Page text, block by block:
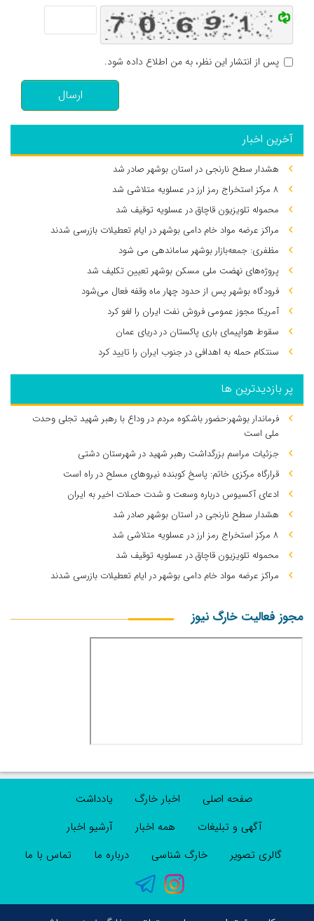
پس از انتشار این نظر، به من اطلاع داده شود.
ارسال
آخرین اخبار
هشدار سطح نارنجی در استان بوشهر صادر شد
۸ مرکز استخراج رمز ارز در عسلویه متلاشی شد
محموله تلویزیون قاچاق در عسلویه توقیف شد
مراکز عرضه مواد خام دامی بوشهر در ایام تعطیلات بازرسی شدند
مظفری: جمعه‌بازار بوشهر ساماندهی می‌ شود
پروژه‌های نهضت ملی مسکن بوشهر تعیین تکلیف شد
فرودگاه بوشهر پس از حدود چهار ماه وقفه فعال می‌شود
آمریکا مجوز عمومی فروش نفت ایران را لغو کرد
سقوط هواپیمای باری پاکستان در دریای عمان
سنتکام حمله به اهدافی در جنوب ایران را تایید کرد
پر بازدیدترین ها
فرماندار بوشهر:حضور باشکوه مردم در وداع با رهبر شهید تجلی وحدت
ملی است
جزئیات مراسم بزرگداشت رهبر شهید در شهرستان دشتی
قرارگاه مرکزی خاتم: پاسخ کوبنده نیروهای مسلح در راه است
ادعای آکسیوس درباره وسعت و شدت حملات اخیر به ایران
هشدار سطح نارنجی در استان بوشهر صادر شد
۸ مرکز استخراج رمز ارز در عسلویه متلاشی شد
محموله تلویزیون قاچاق در عسلویه توقیف شد
مراکز عرضه مواد خام دامی بوشهر در ایام تعطیلات بازرسی شدند
مجوز فعالیت خارگ نیوز
صفحه اصلی اخبار خارگ
یادداشت
آگهی و تبلیغات
همه اخبار
آرشیو اخبار
گالری تصویر
خارگ شناسی درباره ما تماس با ما